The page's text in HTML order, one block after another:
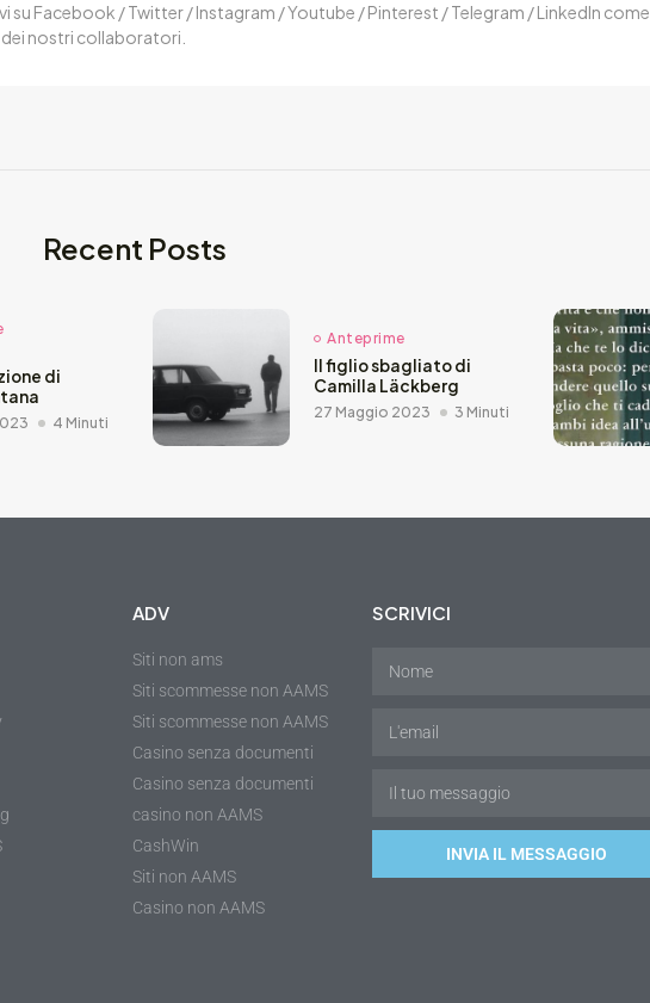
su Facebook / Twitter / Instagram / Youtube / Pinterest / Telegram / LinkedIn come
nostri collaboratori.
Recent Posts
di
4 Minuti
Anteprime
Il figlio sbagliato di
Camilla Läckberg
27 Maggio 2023 3 Minuti
ADV
Siti non ams
Siti scommesse non AAMS
Siti scommesse non AAMS
Casino senza documenti
Casino senza documenti
casino non AAMS
CashWin
Siti non AAMS
Casino non AAMS
SCRIVICI
INVIA IL MESSAGGIO